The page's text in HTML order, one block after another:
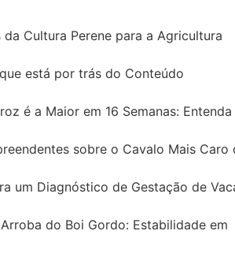
da Cultura Perene para a Agricultura
está por trás do Conteúdo
é a Maior em 16 Semanas:
sobre o Cavalo Mais Caro
um Diagnóstico de Gestação de
do Boi Gordo: Estabilidade em